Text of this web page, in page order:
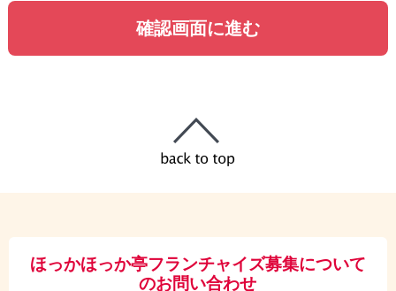
ほっかほっか亭フランチャイズ募集について
のお問い合わせ